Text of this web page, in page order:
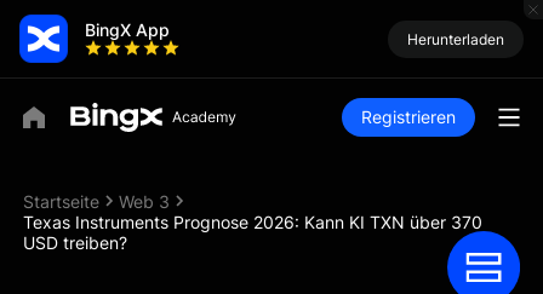
BingX App Herunterladen
Registrieren
Startseite
Web 3
Texas Instruments Prognose 2026: Kann KI TXN über 370
USD treiben?